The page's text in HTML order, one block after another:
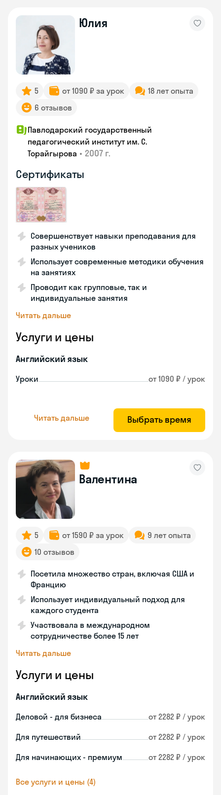
Юлия
5 от 1090 ₽ за урок
18 лет опыта
6 отзывов
Павлодарский государственный
педагогический институт им. С.
Торайгырова • 2007 г.
Сертификаты
Совершенствует навыки преподавания для
разных учеников
Использует современные методики обучения
на занятиях
Проводит как групповые, так и
индивидуальные занятия
Читать дальше
Услуги и цены
Английский язык
Уроки от 1090 ₽ / урок
Читать дальше Выбрать время
Валентина
5 от 1590 ₽ за урок
9 лет опыта
10 отзывов
Посетила множество стран, включая США и
Францию
Использует индивидуальный подход для
каждого студента
Участвовала в международном
сотрудничестве более 15 лет
Читать дальше
Услуги и цены
Английский язык
Деловой - для бизнеса от 2282 ₽ / урок
Для путешествий от 2282 ₽ / урок
Для начинающих - премиум от 2282 ₽ / урок
Все услуги и цены (4)